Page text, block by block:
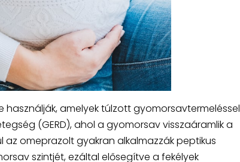
amelyek túlzott gyomorsavtermeléssel
(GERD), ahol a gyomorsav visszaáramlik a
az omeprazolt gyakran alkalmazzák peptikus
szintjét, ezáltal elősegítve a fekélyek